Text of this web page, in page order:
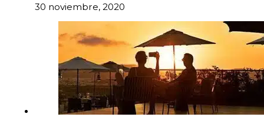
30 noviembre, 2020